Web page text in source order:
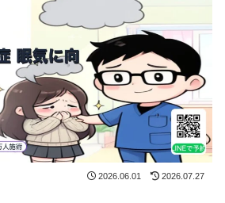
2026.06.01 2026.07.27